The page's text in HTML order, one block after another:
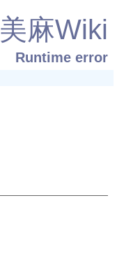
美麻Wiki
Runtime error